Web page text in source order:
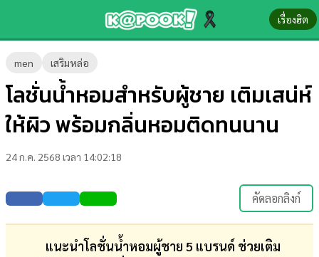
เรื่องฮิต
men เสริมหล่อ
โลชั่นน้ำหอมสำหรับผู้ชาย เติมเสน่ห์
ให้ผิว พร้อมกลิ่นหอมติดทนนาน
24 ก.ค. 2568 เวลา 14:02:18
คัดลอกลิงก์
แนะนำโลชั่นน้ำหอมผู้ชาย 5 แบรนด์ ช่วยเติม
ข่าว-
ความ
รู้
บันเทิง
ตรวจ